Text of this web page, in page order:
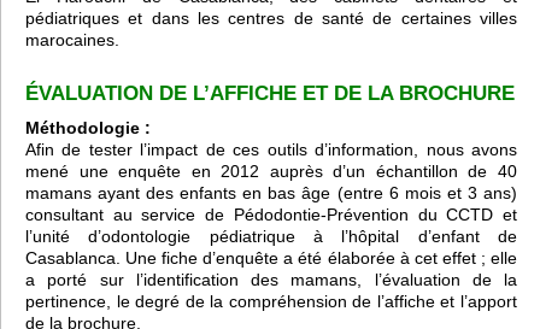
pédiatriques et dans les centres de santé de certaines villes
marocaines.
ÉVALUATION DE L’AFFICHE ET DE LA BROCHURE
Méthodologie :
Afin de tester l’impact de ces outils d’information, nous avons
mené une enquête en 2012 auprès d’un échantillon de 40
mamans ayant des enfants en bas âge (entre 6 mois et 3 ans)
consultant au service de Pédodontie-Prévention du CCTD et
l’unité d’odontologie pédiatrique à l’hôpital d’enfant de
Casablanca. Une fiche d’enquête a été élaborée à cet effet ; elle
a porté sur l’identification des mamans, l’évaluation de la
pertinence, le degré de la compréhension de l’affiche et l’apport
de la brochure.